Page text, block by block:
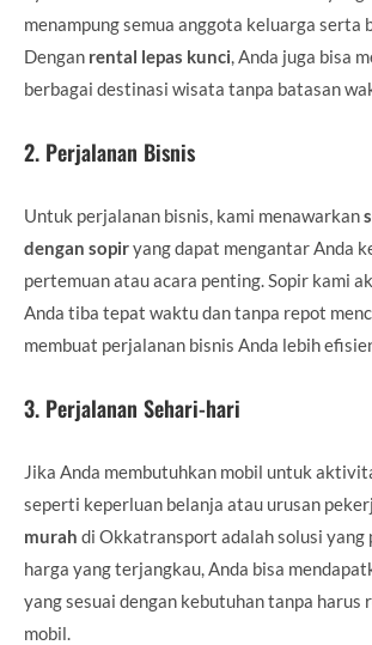
menampung semua anggota keluarga serta
Dengan rental lepas kunci , Anda juga bisa
berbagai destinasi wisata tanpa batasan
2. Perjalanan Bisnis
Untuk perjalanan bisnis, kami menawarkan
dengan sopiryang dapat mengantar Anda
pertemuan atau acara penting. Sopir kami
Anda tiba tepat waktu dan tanpa repot
membuat perjalanan bisnis Anda lebih
3. Perjalanan Sehari-hari
Jika Anda membutuhkan mobil untuk
seperti keperluan belanja atau urusan
murah di Okkatransport adalah solusi yang
harga yang terjangkau, Anda bisa
yang sesuai dengan kebutuhan tanpa harus
mobil.